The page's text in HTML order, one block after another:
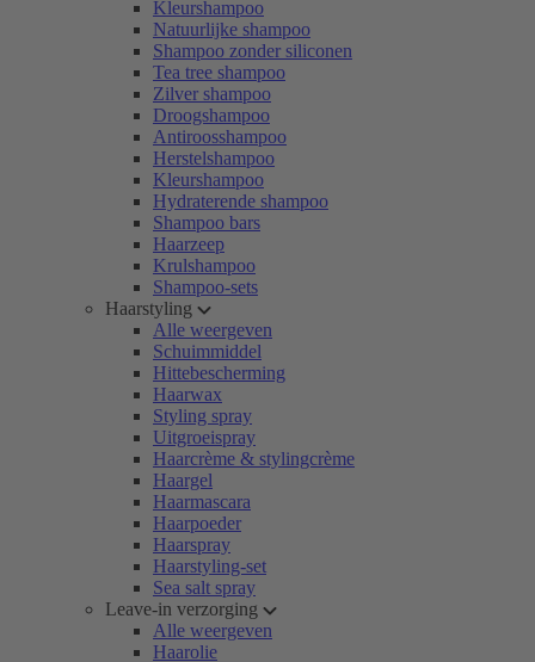
Kleurshampoo
Natuurlijke shampoo
Shampoo zonder siliconen
Tea tree shampoo
Zilver shampoo
Droogshampoo
Antiroosshampoo
Herstelshampoo
Kleurshampoo
Hydraterende shampoo
Shampoo bars
Haarzeep
Krulshampoo
Shampoo-sets
Haarstyling
Alle weergeven
Schuimmiddel
Hittebescherming
Haarwax
Styling spray
Uitgroeispray
Haarcrème & stylingcrème
Haargel
Haarmascara
Haarpoeder
Haarspray
Haarstyling-set
Sea salt spray
Leave-in verzorging
Alle weergeven
Haarolie